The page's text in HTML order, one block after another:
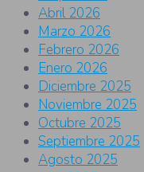
Abril 2026
Marzo 2026
Febrero 2026
Enero 2026
Diciembre 2025
Noviembre 2025
Octubre 2025
Septiembre 2025
Agosto 2025